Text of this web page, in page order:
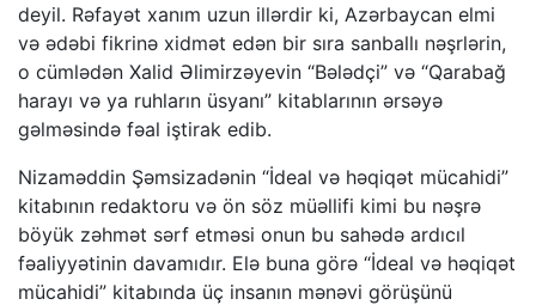
deyil. Rəfayət xanım uzun illərdir ki, Azərbaycan elmi
və ədəbi fikrinə xidmət edən bir sıra sanballı nəşrlərin,
o cümlədən Xalid Əlimirzəyevin “Bələdçi” və “Qarabağ
harayı və ya ruhların üsyanı” kitablarının ərsəyə
gəlməsində fəal iştirak edib.
Nizaməddin Şəmsizadənin “İdeal və həqiqət mücahidi”
kitabının redaktoru və ön söz müəllifi kimi bu nəşrə
böyük zəhmət sərf etməsi onun bu sahədə ardıcıl
fəaliyyətinin davamıdır. Elə buna görə “İdeal və həqiqət
mücahidi” kitabında üç insanın mənəvi görüşünü